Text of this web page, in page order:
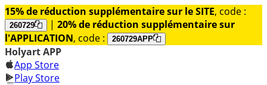
15% de réduction supplémentaire sur le SITE, code :
260729 | 20% de réduction supplémentaire sur
l'APPLICATION, code : 260729APP
Holyart APP
App Store
Play Store